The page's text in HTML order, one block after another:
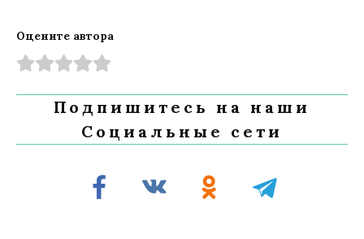
Оцените автора
Подпишитесь на наши
Социальные сети